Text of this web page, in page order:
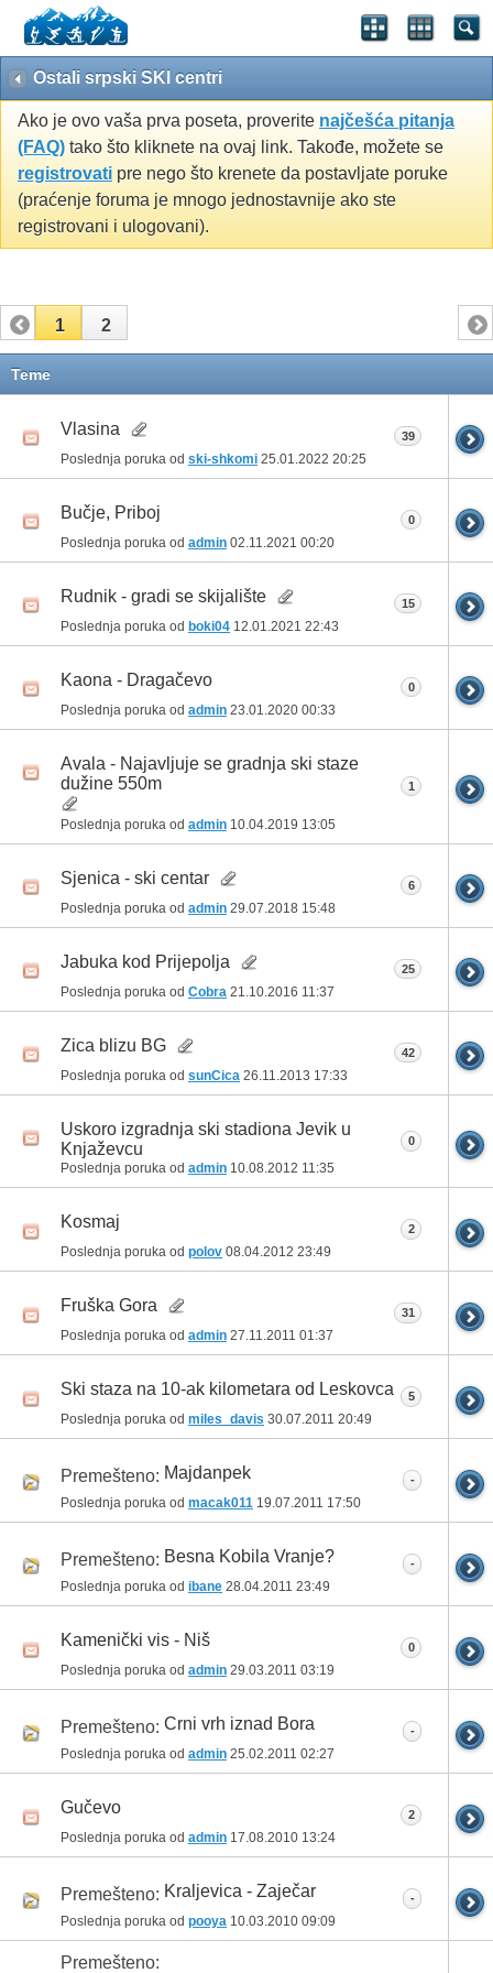
Ostali srpski SKI centri
Ako je ovo vaša prva poseta, proverite najčešća pitanja
(FAQ) tako što kliknete na ovaj link. Takođe, možete se
registrovati pre nego što krenete da postavljate poruke
(praćenje foruma je mnogo jednostavnije ako ste
registrovani i ulogovani).
1 2
Teme
Vlasina
Poslednja poruka od ski-shkomi 25.01.2022 20:25
39
Bučje, Priboj
Poslednja poruka od admin 02.11.2021 00:20
0
Rudnik - gradi se skijalište
Poslednja poruka od boki04 12.01.2021 22:43
15
Kaona - Dragačevo
Poslednja poruka od admin 23.01.2020 00:33
0
Avala - Najavljuje se gradnja ski staze
dužine 550m
Poslednja poruka od admin 10.04.2019 13:05
1
Sjenica - ski centar
Poslednja poruka od admin 29.07.2018 15:48
6
Jabuka kod Prijepolja
Poslednja poruka od Cobra 21.10.2016 11:37
25
Zica blizu BG
Poslednja poruka od sunCica 26.11.2013 17:33
42
Uskoro izgradnja ski stadiona Jevik u
Knjaževcu
Poslednja poruka od admin 10.08.2012 11:35
0
Kosmaj
Poslednja poruka od polov 08.04.2012 23:49
2
Fruška Gora
Poslednja poruka od admin 27.11.2011 01:37
31
Ski staza na 10-ak kilometara od Leskovca
Poslednja poruka od miles_davis 30.07.2011 20:49
5
Premešteno: Majdanpek
Poslednja poruka od macak011 19.07.2011 17:50
-
Premešteno: Besna Kobila Vranje?
Poslednja poruka od ibane 28.04.2011 23:49
-
Kamenički vis - Niš
Poslednja poruka od admin 29.03.2011 03:19
0
Premešteno: Crni vrh iznad Bora
Poslednja poruka od admin 25.02.2011 02:27
-
Gučevo
Poslednja poruka od admin 17.08.2010 13:24
2
Premešteno: Kraljevica - Zaječar
Poslednja poruka od pooya 10.03.2010 09:09
-
Premešteno: